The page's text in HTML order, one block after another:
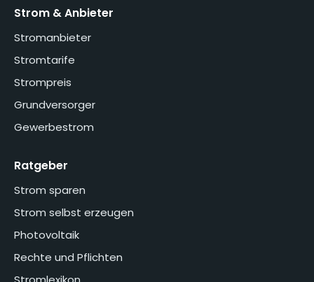
Strom & Anbieter
Stromanbieter
Stromtarife
Strompreis
Grundversorger
Gewerbestrom
Ratgeber
Strom sparen
Strom selbst erzeugen
Photovoltaik
Rechte und Pflichten